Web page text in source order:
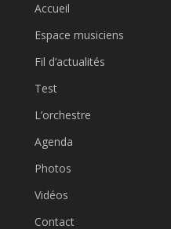
Accueil
Espace musiciens
Fil d’actualités
Test
L’orchestre
Agenda
Photos
Vidéos
Contact